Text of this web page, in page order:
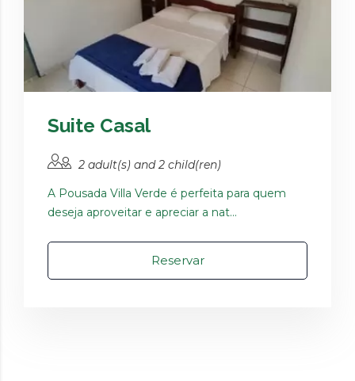
Suite Casal
2 adult(s) and 2 child(ren)
A Pousada Villa Verde é perfeita para quem
deseja aproveitar e apreciar a nat...
Reservar